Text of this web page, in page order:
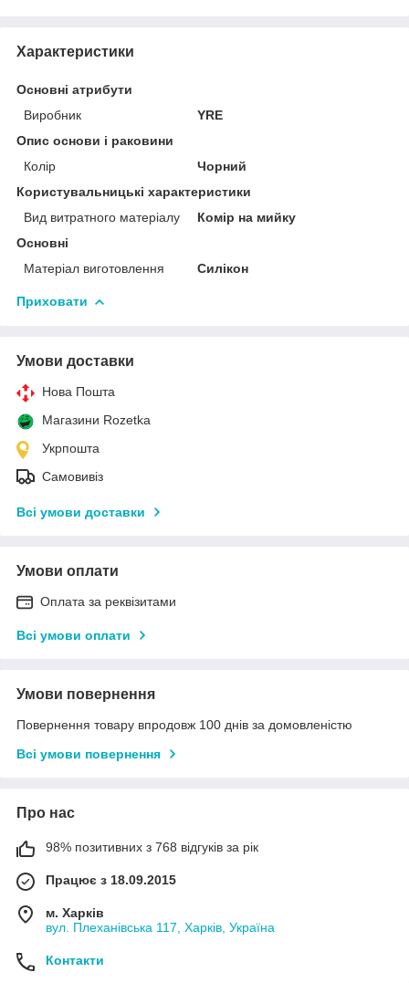
Характеристики
Основні атрибути
Виробник
YRE
Опис основи і раковини
Колір
Чорний
Користувальницькі характеристики
Вид витратного матеріалу
Комір на мийку
Основні
Матеріал виготовлення
Силікон
Приховати
Умови доставки
Нова Пошта
Магазини Rozetka
Укрпошта
Самовивіз
Всі умови доставки
Умови оплати
Оплата за реквізитами
Всі умови оплати
Умови повернення
Повернення товару впродовж 100 днів за домовленістю
Всі умови повернення
Про нас
98% позитивних з 768 відгуків за рік
Працює з 18.09.2015
м. Харків
вул. Плеханівська 117, Харків, Україна
Контакти